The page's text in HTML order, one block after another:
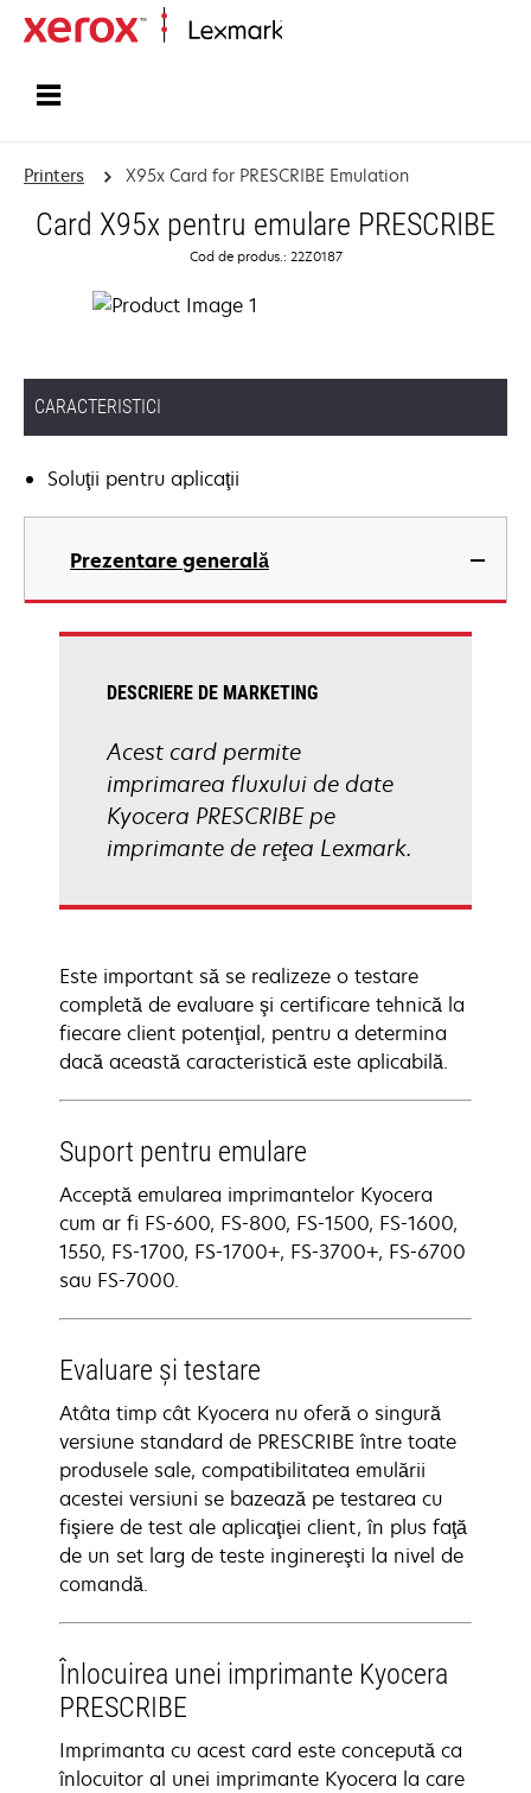
Printers X95x Card for PRESCRIBE Emulation
Card X95x pentru emulare PRESCRIBE
Cod de produs.: 22Z0187
CARACTERISTICI
Soluţii pentru aplicaţii
Prezentare generală
DESCRIERE DE MARKETING
Acest card permite
imprimarea fluxului de date
Kyocera PRESCRIBE pe
imprimante de reţea Lexmark.
Este important să se realizeze o testare
completă de evaluare şi certificare tehnică la
fiecare client potenţial, pentru a determina
dacă această caracteristică este aplicabilă.
Suport pentru emulare
Acceptă emularea imprimantelor Kyocera
cum ar fi FS-600, FS-800, FS-1500, FS-1600,
1550, FS-1700, FS-1700+, FS-3700+, FS-6700
sau FS-7000.
Evaluare şi testare
Atâta timp cât Kyocera nu oferă o singură
versiune standard de PRESCRIBE între toate
produsele sale, compatibilitatea emulării
acestei versiuni se bazează pe testarea cu
fişiere de test ale aplicaţiei client, în plus faţă
de un set larg de teste inginereşti la nivel de
comandă.
Înlocuirea unei imprimante Kyocera
PRESCRIBE
Imprimanta cu acest card este concepută ca
înlocuitor al unei imprimante Kyocera la care